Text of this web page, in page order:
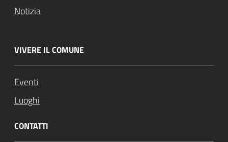
Notizia
VIVERE IL COMUNE
Eventi
Luoghi
CONTATTI